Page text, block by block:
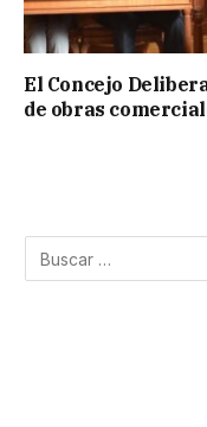
El Concejo
de obras